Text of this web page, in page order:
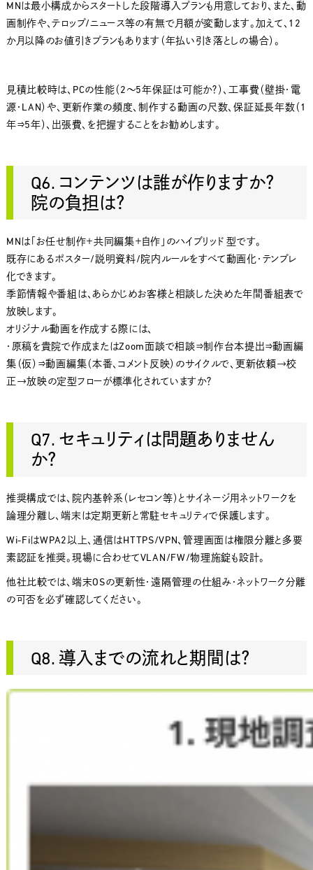
MNは最小構成からスタートした段階導入プランも用意しており、また、動
画制作や、テロップ/ニュース等の有無で月額が変動します。加えて、12
か月以降のお値引きプランもあります（年払い引き落としの場合）。
見積比較時は、PCの性能（2～5年保証は可能か？）、工事費（壁掛・電
源・LAN）や、更新作業の頻度、制作する動画の尺数、保証延長年数（1
年⇒5年）、出張費、を把握することをお勧めします。
Q6. コンテンツは誰が作りますか？
院の負担は？
MNは「お任せ制作＋共同編集＋自作」のハイブリッド 型です。
既存にあるポスター/説明資料/院内ルールをすべて動画化・テンプレ
化できます。
季節情報や番組は、あらかじめお客様と相談した決めた年間番組表で
放映します。
オリジナル動画を作成する際には、
・原稿を貴院で作成またはZoom面談で相談⇒制作台本提出⇒動画編
集（仮）⇒動画編集（本番、コメント反映）のサイクルで、更新依頼→校
正→放映の定型フローが標準化されていますか？
Q7. セキュリティは問題ありません
か？
推奨構成では、院内基幹系（レセコン等）とサイネージ用ネットワークを
論理分離し、端末は定期更新と常駐セキュリティで保護します。
Wi-FiはWPA2以上、通信はHTTPS/VPN、管理画面は権限分離と多要
素認証を推奨。現場に合わせてVLAN/FW/物理施錠も設計。
他社比較では、端末OSの更新性・遠隔管理の仕組み・ネットワーク分離
の可否を必ず確認してください。
Q8. 導入までの流れと期間は？